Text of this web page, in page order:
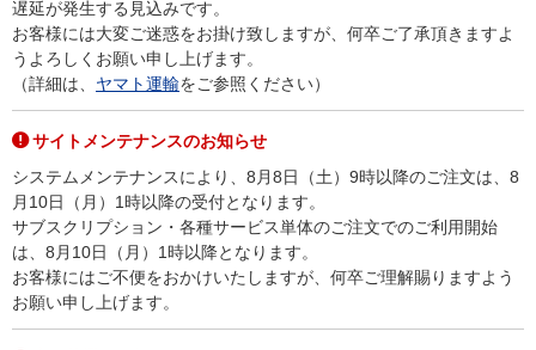
遅延が発生する見込みです。
お客様には大変ご迷惑をお掛け致しますが、何卒ご了承頂きますよ
うよろしくお願い申し上げます。
（詳細は、 ヤマト運輸をご参照ください）
サイトメンテナンスのお知らせ
システムメンテナンスにより、8月8日（土）9時以降のご注文は、8
月10日（月）1時以降の受付となります。
サブスクリプション・各種サービス単体のご注文でのご利用開始
は、8月10日（月）1時以降となります。
お客様にはご不便をおかけいたしますが、何卒ご理解賜りますよう
お願い申し上げます。